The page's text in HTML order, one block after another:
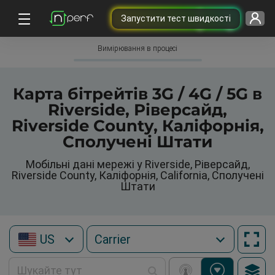
Запустити тест швидкості
Вимірювання в процесі
Карта бітрейтів 3G / 4G / 5G в
Riverside, Ріверсайд,
Riverside County, Каліфорнія,
Сполучені Штати
Мобільні дані мережі у Riverside, Ріверсайд,
Riverside County, Каліфорнія, California, Сполучені
Штати
US